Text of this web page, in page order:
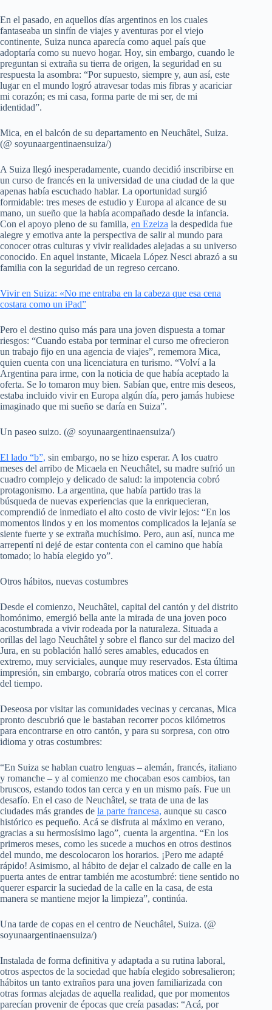
En el pasado, en aquellos días argentinos en los cuales
fantaseaba un sinfín de viajes y aventuras por el viejo
continente, Suiza nunca aparecía como aquel país que
adoptaría como su nuevo hogar. Hoy, sin embargo, cuando le
preguntan si extraña su tierra de origen, la seguridad en su
respuesta la asombra: “Por supuesto, siempre y, aun así, este
lugar en el mundo logró atravesar todas mis fibras y acariciar
mi corazón; es mi casa, forma parte de mi ser, de mi
identidad”.
Mica, en el balcón de su departamento en Neuchâtel, Suiza.
(@ soyunaargentinaensuiza/)
A Suiza llegó inesperadamente, cuando decidió inscribirse en
un curso de francés en la universidad de una ciudad de la que
apenas había escuchado hablar. La oportunidad surgió
formidable: tres meses de estudio y Europa al alcance de su
mano, un sueño que la había acompañado desde la infancia.
Con el apoyo pleno de su familia, en Ezeiza la despedida fue
alegre y emotiva ante la perspectiva de salir al mundo para
conocer otras culturas y vivir realidades alejadas a su universo
conocido. En aquel instante, Micaela López Nesci abrazó a su
familia con la seguridad de un regreso cercano.
Vivir en Suiza: «No me entraba en la cabeza que esa cena
costara como un iPad”
Pero el destino quiso más para una joven dispuesta a tomar
riesgos: “Cuando estaba por terminar el curso me ofrecieron
un trabajo fijo en una agencia de viajes”, rememora Mica,
quien cuenta con una licenciatura en turismo. “Volví a la
Argentina para irme, con la noticia de que había aceptado la
oferta. Se lo tomaron muy bien. Sabían que, entre mis deseos,
estaba incluido vivir en Europa algún día, pero jamás hubiese
imaginado que mi sueño se daría en Suiza”.
Un paseo suizo. (@ soyunaargentinaensuiza/)
El lado “b”, sin embargo, no se hizo esperar. A los cuatro
meses del arribo de Micaela en Neuchâtel, su madre sufrió un
cuadro complejo y delicado de salud: la impotencia cobró
protagonismo. La argentina, que había partido tras la
búsqueda de nuevas experiencias que la enriquecieran,
comprendió de inmediato el alto costo de vivir lejos: “En los
momentos lindos y en los momentos complicados la lejanía se
siente fuerte y se extraña muchísimo. Pero, aun así, nunca me
arrepentí ni dejé de estar contenta con el camino que había
tomado; lo había elegido yo”.
Otros hábitos, nuevas costumbres
Desde el comienzo, Neuchâtel, capital del cantón y del distrito
homónimo, emergió bella ante la mirada de una joven poco
acostumbrada a vivir rodeada por la naturaleza. Situada a
orillas del lago Neuchâtel y sobre el flanco sur del macizo del
Jura, en su población halló seres amables, educados en
extremo, muy serviciales, aunque muy reservados. Esta última
impresión, sin embargo, cobraría otros matices con el correr
del tiempo.
Deseosa por visitar las comunidades vecinas y cercanas, Mica
pronto descubrió que le bastaban recorrer pocos kilómetros
para encontrarse en otro cantón, y para su sorpresa, con otro
idioma y otras costumbres:
“En Suiza se hablan cuatro lenguas – alemán, francés, italiano
y romanche – y al comienzo me chocaban esos cambios, tan
bruscos, estando todos tan cerca y en un mismo país. Fue un
desafío. En el caso de Neuchâtel, se trata de una de las
ciudades más grandes de la parte francesa, aunque su casco
histórico es pequeño. Acá se disfruta al máximo en verano,
gracias a su hermosísimo lago”, cuenta la argentina. “En los
primeros meses, como les sucede a muchos en otros destinos
del mundo, me descolocaron los horarios. ¡Pero me adapté
rápido! Asimismo, al hábito de dejar el calzado de calle en la
puerta antes de entrar también me acostumbré: tiene sentido no
querer esparcir la suciedad de la calle en la casa, de esta
manera se mantiene mejor la limpieza”, continúa.
Una tarde de copas en el centro de Neuchâtel, Suiza. (@
soyunaargentinaensuiza/)
Instalada de forma definitiva y adaptada a su rutina laboral,
otros aspectos de la sociedad que había elegido sobresalieron;
hábitos un tanto extraños para una joven familiarizada con
otras formas alejadas de aquella realidad, que por momentos
parecían provenir de épocas que creía pasadas: “Acá, por